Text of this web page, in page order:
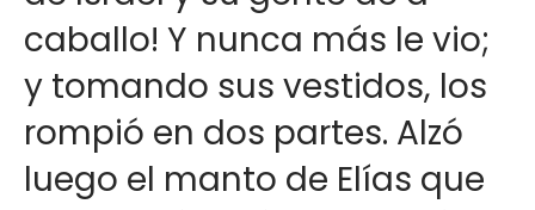
caballo! Y nunca más le vio;
y tomando sus vestidos, los
rompió en dos partes. Alzó
luego el manto de Elías que